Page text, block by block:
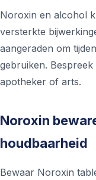
Noroxin en alcohol
versterkte
aangeraden om
gebruiken.
apotheker of arts.
Noroxin
houdbaarheid
Bewaar Noroxin